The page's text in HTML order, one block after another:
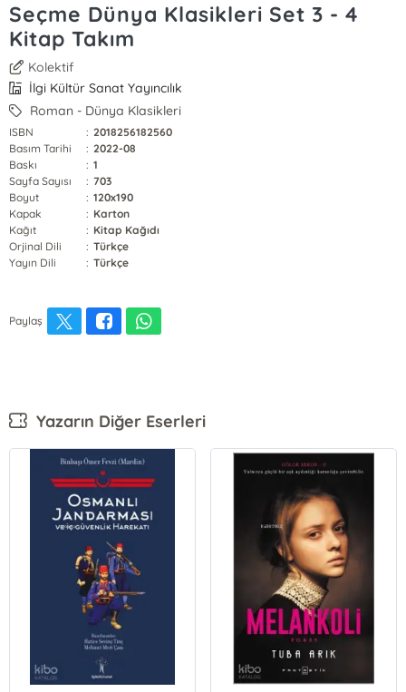
Seçme Dünya Klasikleri Set 3 - 4
Kitap Takım
Kolektif
İlgi Kültür Sanat Yayıncılık
Roman - Dünya Klasikleri
ISBN : 2018256182560
Basım Tarihi
: 2022-08
Baskı
: 1
Sayfa Sayısı
: 703
Boyut
: 120x190
Kapak
: Karton
Kağıt
: Kitap Kağıdı
Orjinal Dili
: Türkçe
Yayın Dili
: Türkçe
Paylaş
Yazarın Diğer Eserleri